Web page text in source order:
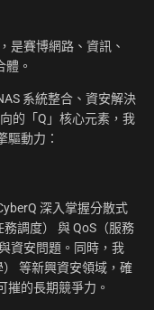
是賽博網路、資訊、
。
系統整合、資安解決
的「Q」核心元素，我
驅動力：
深入掌握分散式
調度） 與 QoS（服務
資安問題。同時，我
等新興資安領域，確
摧的長期競爭力。